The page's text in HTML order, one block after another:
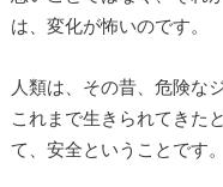
は、変化が怖いのです。
人類は、その昔、危険な
これまで生きられてきた
て、安全ということです。